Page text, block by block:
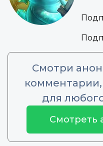
Смотри
для
Смотреть